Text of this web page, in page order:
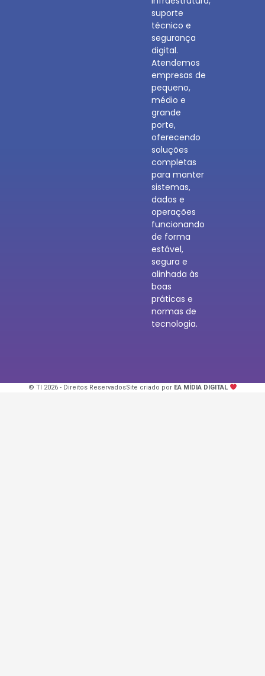
suporte
técnico e
segurança
digital.
Atendemos
empresas de
pequeno,
médio e
grande
porte,
oferecendo
soluções
completas
para manter
sistemas,
dados e
operações
funcionando
de forma
estável,
segura e
alinhada às
boas
práticas e
normas de
tecnologia.
© TI 2026 - Direitos ReservadosSite criado por EA MÍDIA DIGITAL